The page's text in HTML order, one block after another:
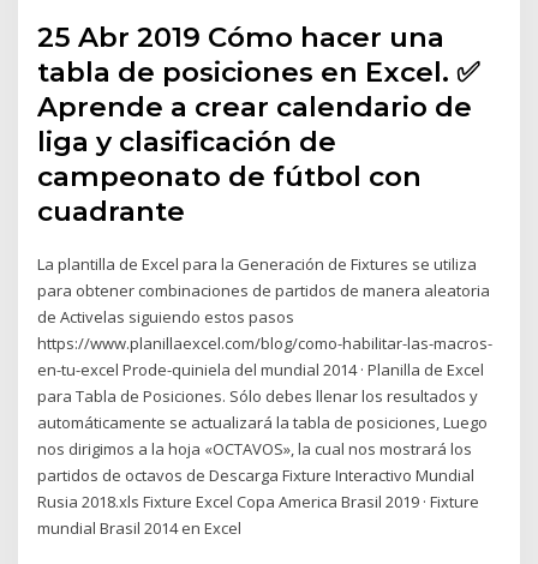
25 Abr 2019 Cómo hacer una
tabla de posiciones en Excel. ✅
Aprende a crear calendario de
liga y clasificación de
campeonato de fútbol con
cuadrante
La plantilla de Excel para la Generación de Fixtures se utiliza
para obtener combinaciones de partidos de manera aleatoria
de Activelas siguiendo estos pasos
https://www.planillaexcel.com/blog/como-habilitar-las-macros-
en-tu-excel Prode-quiniela del mundial 2014 · Planilla de Excel
para Tabla de Posiciones. Sólo debes llenar los resultados y
automáticamente se actualizará la tabla de posiciones, Luego
nos dirigimos a la hoja «OCTAVOS», la cual nos mostrará los
partidos de octavos de Descarga Fixture Interactivo Mundial
Rusia 2018.xls Fixture Excel Copa America Brasil 2019 · Fixture
mundial Brasil 2014 en Excel